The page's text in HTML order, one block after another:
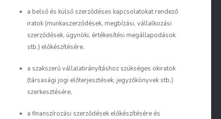
a belső és külső szerződéses kapcsolatokat rendező
iratok (munkaszerződések, megbízási, vállalkozási
szerződések, ügynöki, értékesítési megállapodások
stb.) előkészítésére,
a szakszerű vállalatirányításhoz szükséges okiratok
(társasági jogi előterjesztések, jegyzőkönyvek stb.)
szerkesztésére,
a finanszírozási szerződések előkészítésére és